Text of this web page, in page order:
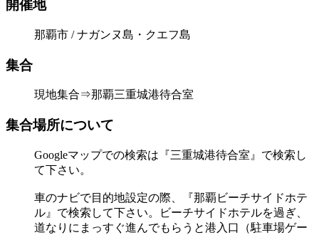
開催地
那覇市 / ナガンヌ島・クエフ島
集合
現地集合⇒那覇三重城港待合室
集合場所について
Googleマップでの検索は『三重城港待合室』で検索し
て下さい。
車のナビで目的地設定の際、『那覇ビーチサイドホテ
ル』で検索して下さい。ビーチサイドホテルを過ぎ、
道なりにまっすぐ進んでもらうと港入口（駐車場ゲー